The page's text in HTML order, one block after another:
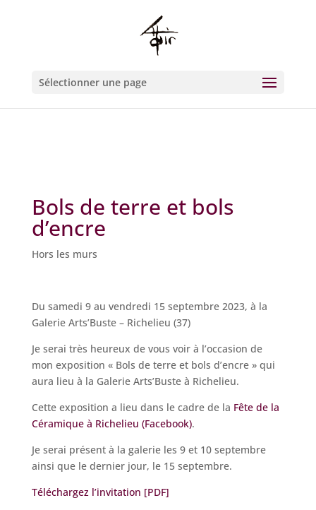
: Constant WP_CRON_LOCK_TIMEOUT already defined in
on line93
Sélectionner une page
Bols de terre et bols
d’encre
Hors les murs
Du samedi 9 au vendredi 15 septembre 2023, à la
Galerie Arts’Buste – Richelieu (37)
Je serai très heureux de vous voir à l’occasion de
mon exposition « Bols de terre et bols d’encre » qui
aura lieu à la Galerie Arts’Buste à Richelieu.
Cette exposition a lieu dans le cadre de la Fête de la
Céramique à Richelieu (Facebook).
Je serai présent à la galerie les 9 et 10 septembre
ainsi que le dernier jour, le 15 septembre.
Téléchargez l’invitation [PDF]